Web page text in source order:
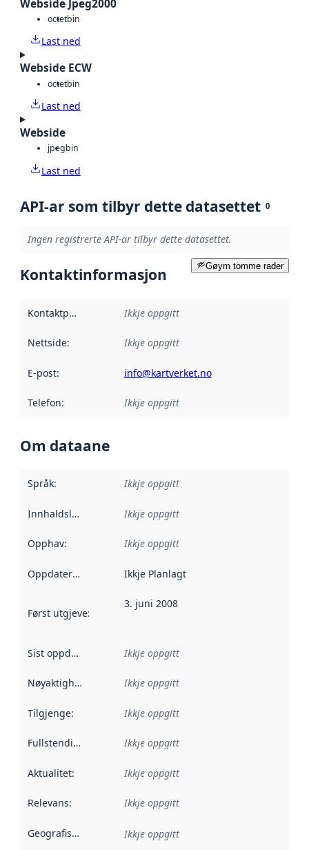
Webside Jpeg2000
octetbin
Last ned
Webside ECW
octetbin
Last ned
Webside
jpegbin
Last ned
API-ar som tilbyr dette datasettet 0
Ingen registrerte API-ar tilbyr dette datasettet.
Gøym tomme rader
Kontaktinformasjon
Kontaktpunkt Ikkje oppgitt
Nettside: Ikkje oppgitt
E-post: info@kartverket.no
Telefon: Ikkje oppgitt
Om dataane
Språk: Ikkje oppgitt
Innhaldsleverandørar :
Ikkje oppgitt
Opphav: Ikkje oppgitt
Oppdateringsfrekvens :
Ikkje Planlagt
Først utgjeve: Denne datoen seier når dataa i dette
3. juni 2008
Sist oppdatert Ikkje oppgitt
Nøyaktigheit Ikkje oppgitt
Tilgjenge: Ikkje oppgitt
Fullstendigheit Ikkje oppgitt
Aktualitet: Ikkje oppgitt
Relevans: Ikkje oppgitt
Geografisk område Ikkje oppgitt